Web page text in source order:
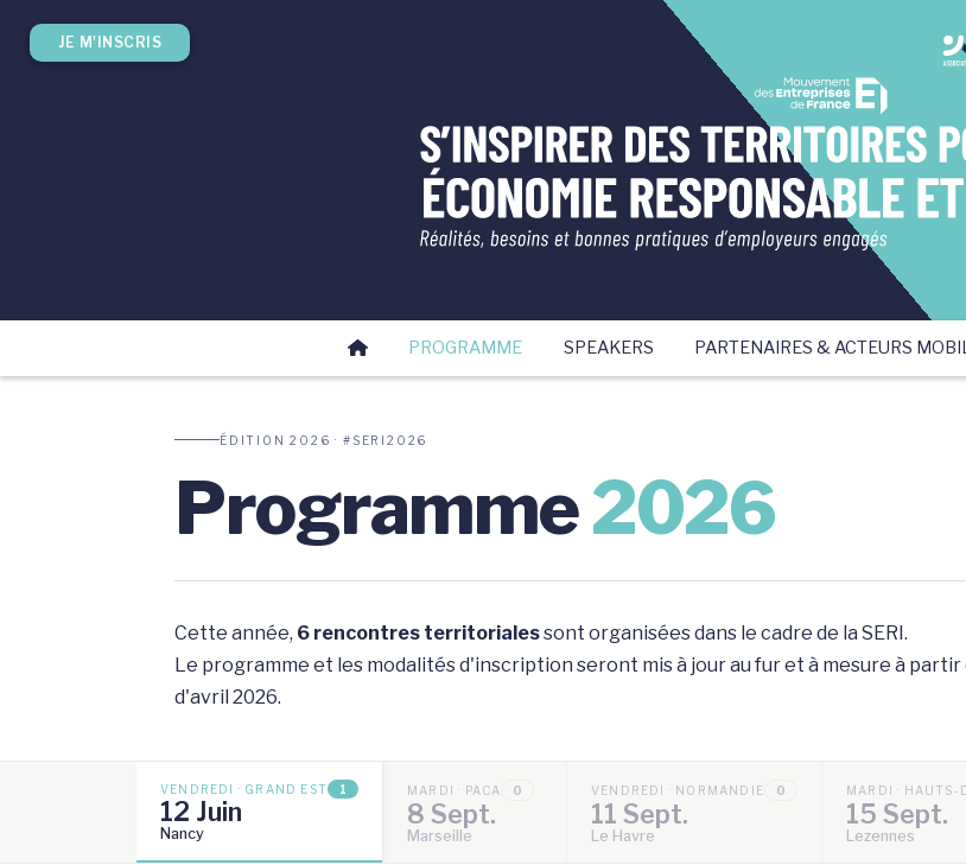
JE M'INSCRIS
PROGRAMME SPEAKERS PARTENAIRES & ACTEURS
ÉDITION 2026 · #SERI2026
Programme2026
Cette année, 6 rencontres territorialessont organisées dans le cadre de la SERI.
Le programme et les modalités d'inscription seront mis à jour au fur et à mesure à partir
d'avril 2026.
VENDREDI · GRAND EST 1
12 Juin
Nancy
MARDI · PACA 0
8 Sept.
Marseille
VENDREDI · NORMANDIE 0
11 Sept.
Le Havre
MARDI · HAUTS-
15 Sept.
Lezennes